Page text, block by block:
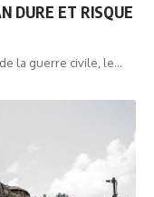
DURE ET RISQUE
la guerre civile, le…